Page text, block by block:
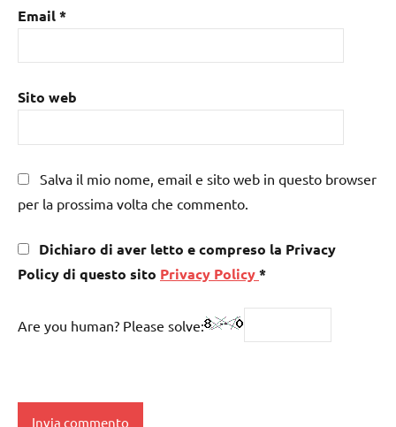
Email*
Sito web
Salva il mio nome, email e sito web in questo browser
per la prossima volta che commento.
Dichiaro di aver letto e compreso la Privacy
Policy di questo sito Privacy Policy*
Are you human? Please solve: